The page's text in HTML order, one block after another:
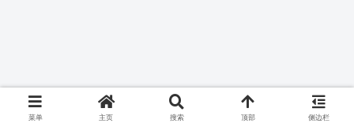
菜单 主页 搜索 顶部 侧边栏